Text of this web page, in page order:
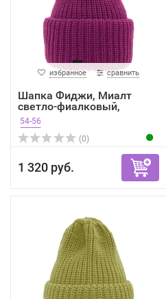
избранное сравнить
Шапка Фиджи, Миалт
светло-фиалковый,
весна-...
54-56
(0)
1 320 руб.